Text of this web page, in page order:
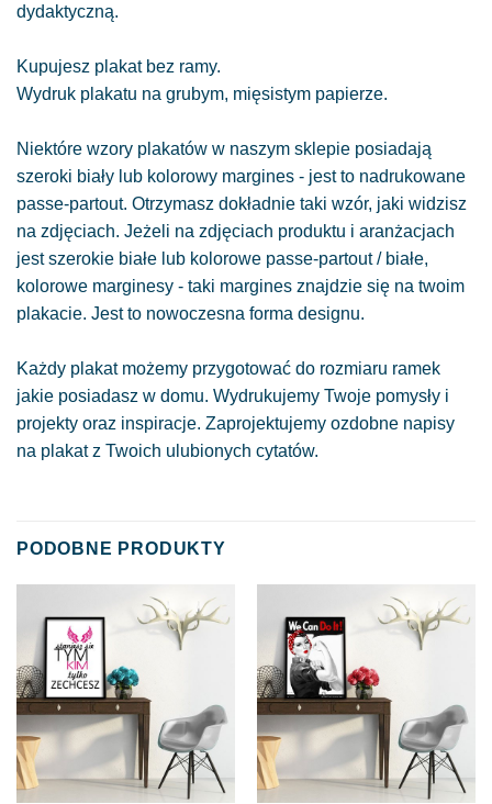
dydaktyczną.
Kupujesz plakat bez ramy.
Wydruk plakatu na grubym, mięsistym papierze.
Niektóre wzory plakatów w naszym sklepie posiadają
szeroki biały lub kolorowy margines - jest to nadrukowane
passe-partout. Otrzymasz dokładnie taki wzór, jaki widzisz
na zdjęciach. Jeżeli na zdjęciach produktu i aranżacjach
jest szerokie białe lub kolorowe passe-partout / białe,
kolorowe marginesy - taki margines znajdzie się na twoim
plakacie. Jest to nowoczesna forma designu.
Każdy plakat możemy przygotować do rozmiaru ramek
jakie posiadasz w domu. Wydrukujemy Twoje pomysły i
projekty oraz inspiracje. Zaprojektujemy ozdobne napisy
na plakat z Twoich ulubionych cytatów.
PODOBNE PRODUKTY